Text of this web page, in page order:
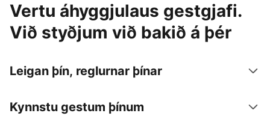
Vertu áhyggjulaus gestgjafi.
Við styðjum við bakið á þér
Leigan þín, reglurnar þínar
Kynnstu gestum þínum